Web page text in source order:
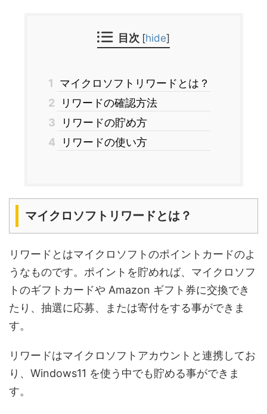
目次 [hide]
1
マイクロソフトリワードとは？
2
リワードの確認方法
3
リワードの貯め方
4
リワードの使い方
マイクロソフトリワードとは？
リワードとはマイクロソフトのポイントカードのよ
うなものです。ポイントを貯めれば、マイクロソフ
トのギフトカードや Amazon ギフト券に交換でき
たり、抽選に応募、または寄付をする事ができま
す。
リワードはマイクロソフトアカウントと連携してお
り、Windows11 を使う中でも貯める事ができま
す。